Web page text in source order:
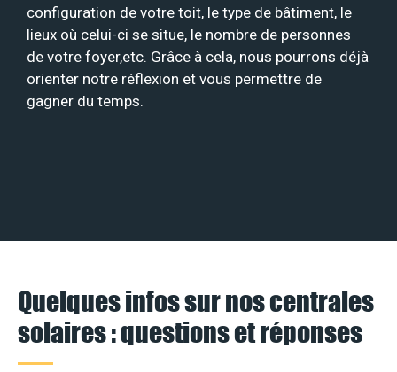
configuration de votre toit, le type de bâtiment, le
lieux où celui-ci se situe, le nombre de personnes
de votre foyer,etc. Grâce à cela, nous pourrons déjà
orienter notre réflexion et vous permettre de
gagner du temps.
Quelques infos sur nos centrales
solaires : questions et réponses